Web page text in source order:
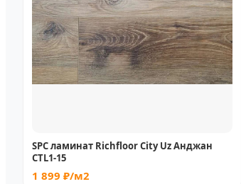
SPC ламинат Richfloor City Uz Анджан
CTL1-15
1 899 ₽/м2